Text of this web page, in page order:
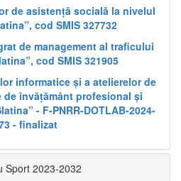
de asistență socială la nivelul
cod SMIS 327732
de management al traficului
cod SMIS 321905
informatice și a atelierelor de
învățământ profesional și
- F-PNRR-DOTLAB-2024-
- finalizat
Sport 2023-2032